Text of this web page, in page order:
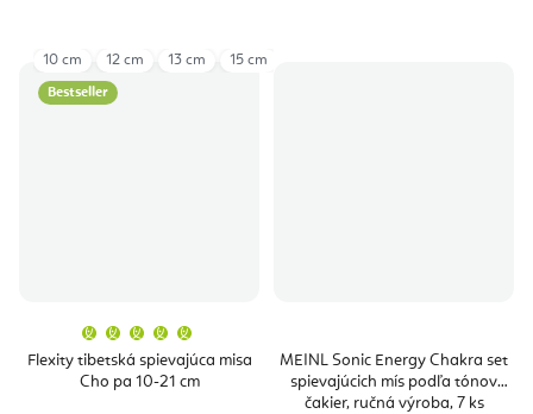
Bestseller
Flexity tibetská spievajúca misa
Cho pa 10-21 cm
produktu
je
5,0
10 cm 12 cm 13 cm 15 cm
MEINL Sonic Energy Chakra set
spievajúcich mís podľa tónov
čakier, ručná výroba, 7 ks